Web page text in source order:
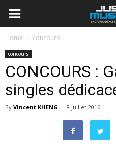
Home concours
concours
CONCOURS :
singles
By Vincent KHENG - 8 juillet 2016